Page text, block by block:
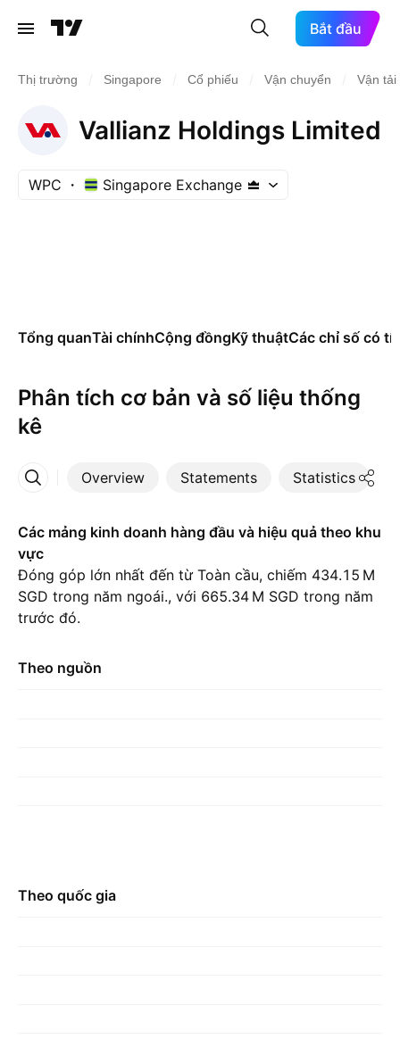
Bắt đầu
Thị trường Singapore Cổ phiếu Vận chuyển Vận tải
Vallianz Holdings Limited
WPC Singapore Exchange
Tổng quanTài chínhCộng đồngKỹ thuậtCác chỉ số có
Phân tích cơ bản và số liệu thống
kê
Overview Statements Statistics
More
Các mảng kinh doanh hàng đầu và hiệu quả theo khu
vực
Đóng góp lớn nhất đến từ Toàn cầu, chiếm ‪434.15 M‬
SGD trong năm ngoái., với ‪665.34 M‬ SGD trong năm
trước đó.
Theo nguồn
Theo quốc gia